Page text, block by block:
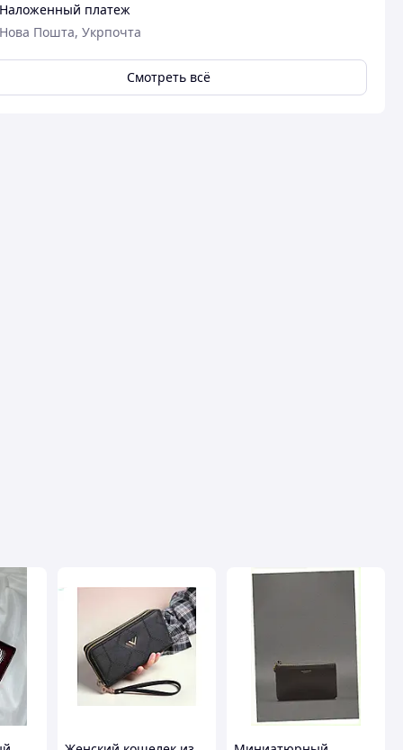
Наложенный платеж
Нова Пошта, Укрпочта
Смотреть всё